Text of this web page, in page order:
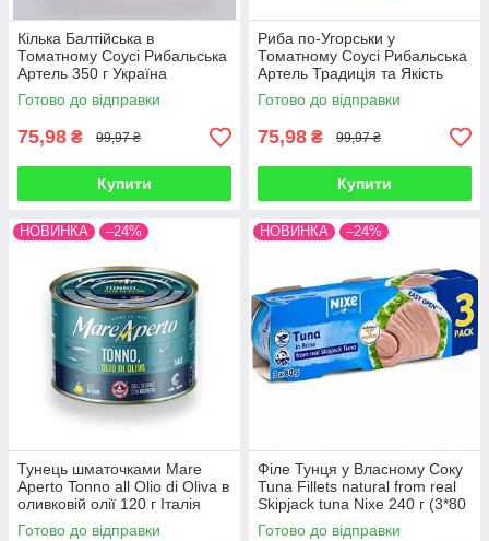
Кілька Балтійська в
Томатному Соусі Рибальська
Артель 350 г Україна
Готово до відправки
75,98 ₴ 99,97 ₴
Купити
Риба по-Угорськи у
Томатному Соусі Рибальська
Артель Традиція та Якість
240 г Україна
Готово до відправки
75,98 ₴ 99,97 ₴
Купити
НОВИНКА –24%
Тунець шматочками Mare
Aperto Tonno all Olio di Oliva в
оливковій олії 120 г Італія
Готово до відправки
НОВИНКА –24%
Філе Тунця у Власному Соку
Tuna Fillets natural from real
Skipjack tuna Nixe 240 г (3*80
г) Німеччина
Готово до відправки